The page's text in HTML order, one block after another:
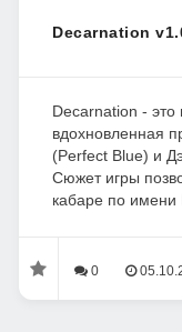
Decarnation
Decarnation - это
вдохновленная
(Perfect Blue) и
Сюжет игры
кабаре по имени
0